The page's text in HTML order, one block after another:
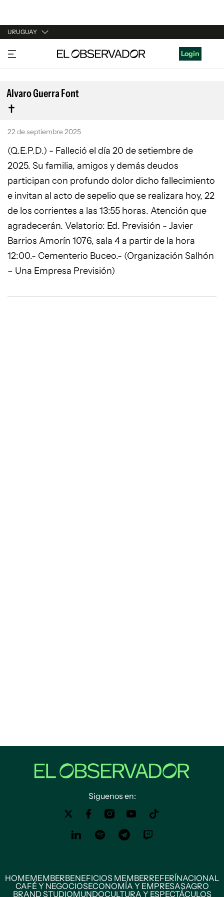
URUGUAY
URUGUAY
ARGENTINA
ESPAÑA
ESTADOS UNIDOS
Login
Alvaro Guerra Font
22 de septiembre 2025
(Q.E.P.D.) - Falleció el día 20 de setiembre de
2025. Su familia, amigos y demás deudos
participan con profundo dolor dicho fallecimiento
e invitan al acto de sepelio que se realizara hoy, 22
de los corrientes a las 13:55 horas. Atención que
agradecerán. Velatorio: Ed. Previsión - Javier
Barrios Amorín 1076, sala 4 a partir de la hora
12:00.- Cementerio Buceo.- (Organización Salhón
– Una Empresa Previsión)
Siguenos en:
HOMEMEMBERBENEFICIOS MEMBERREFERÍNACIONAL
CAFÉ Y NEGOCIOSECONOMÍA Y EMPRESASAGRO
BRAND STUDIOMUNDOCULTURA Y ESPECTÁCULOS